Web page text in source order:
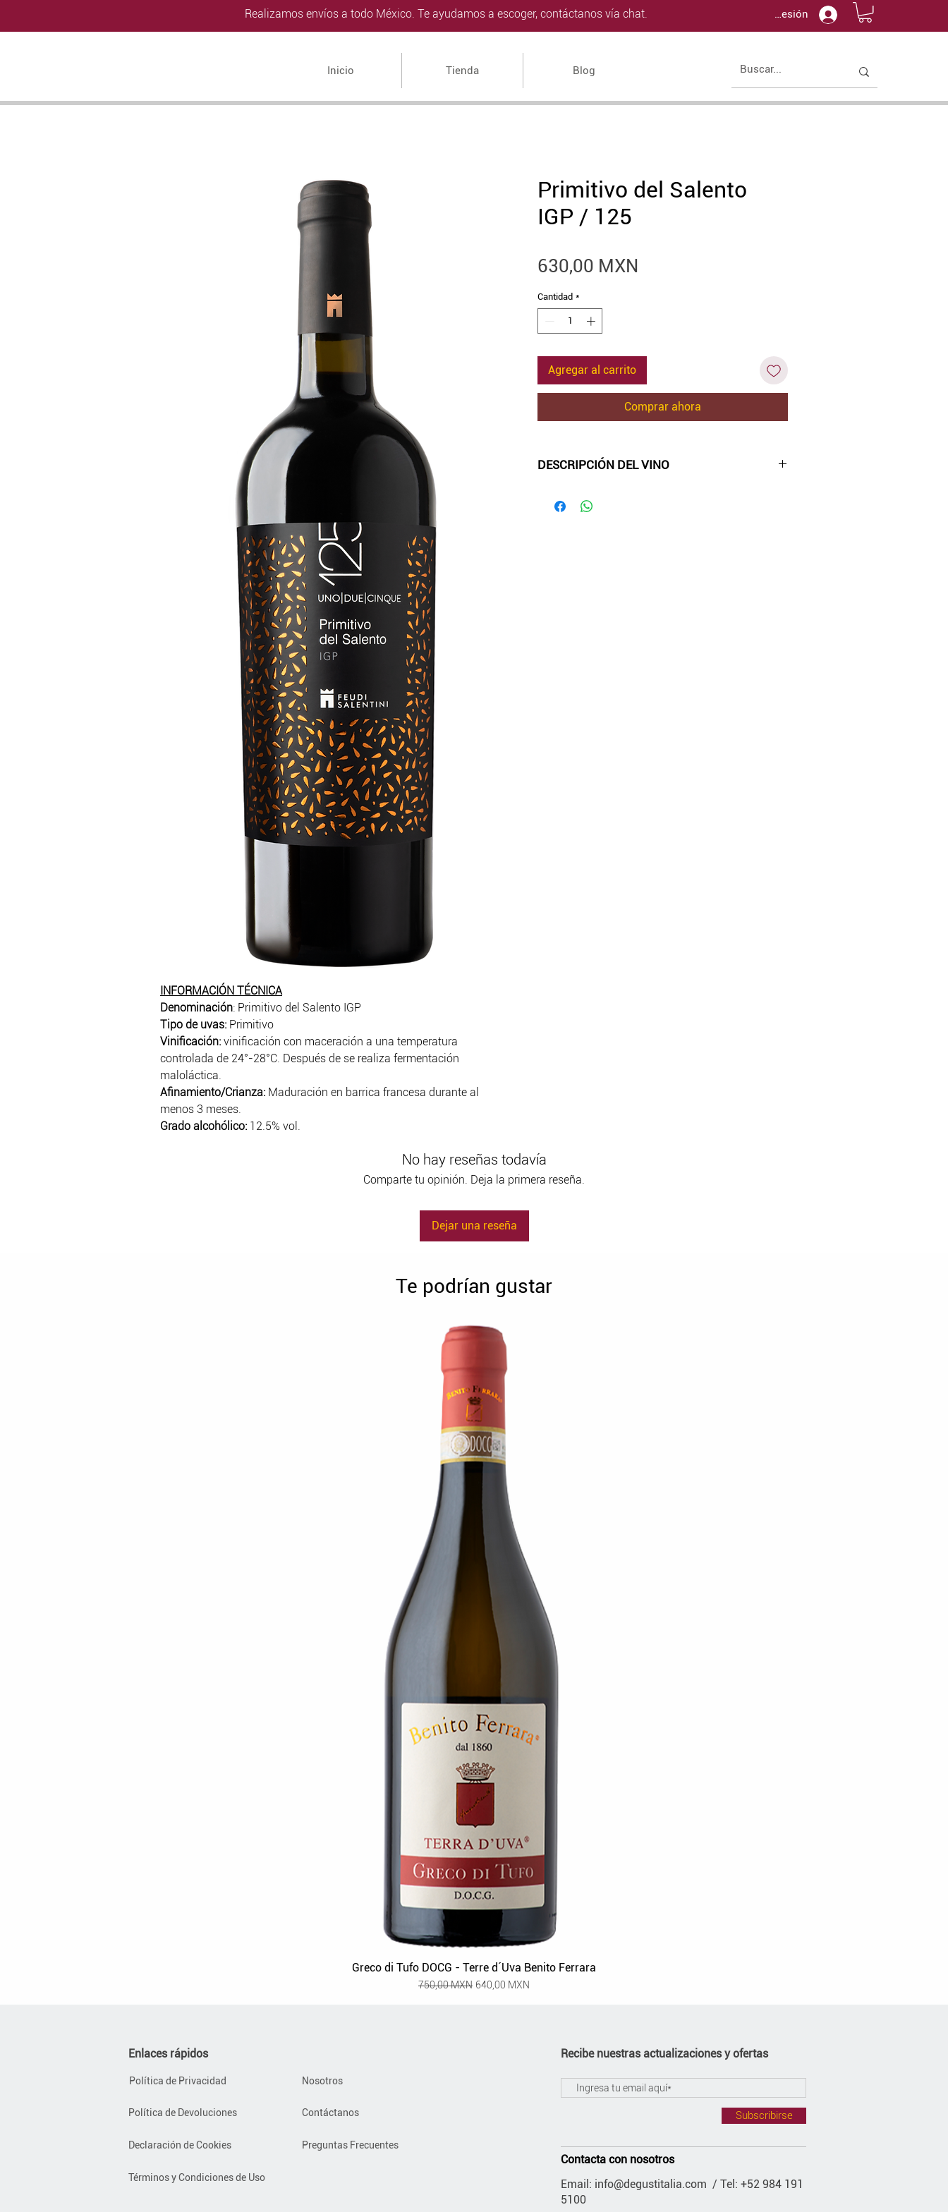
Realizamos envíos a todo México. Te ayudamos a escoger, contáctanos vía chat. Iniciar sesión
Inicio Tienda Blog
INFORMACIÓN TÉCNICA
Denominación: Primitivo del Salento IGP
Tipo de uvas: Primitivo
Vinificación: vinificación con maceración a una temperatura
controlada de 24°-28°C. Después de se realiza fermentación
maloláctica.
Afinamiento/Crianza: Maduración en barrica francesa durante al
menos 3 meses.
Grado alcohólico: 12.5% vol.
Primitivo del Salento
IGP / 125
630,00 MXN
Cantidad *
Agregar al carrito
Comprar ahora
DESCRIPCIÓN DEL VINO
-Aroma
: intenso, con notas de ciruelas maduras,
No hay reseñas todavía
Comparte tu opinión. Deja la primera reseña.
Dejar una reseña
Te podrían gustar
Greco di Tufo DOCG - Terre d´Uva Benito Ferrara
Precio
750,00 MXN Precio de oferta
640,00 MXN
Enlaces rápidos
Política de Privacidad
Política de Devoluciones
Declaración de Cookies
Nosotros
Contáctanos
Preguntas Frecuentes
Términos y Condiciones de Uso
Recibe nuestras actualizaciones y ofertas
Subscribirse
Contacta con nosotros
Email: info@degustitalia.com / Tel: +52 984 191
5100